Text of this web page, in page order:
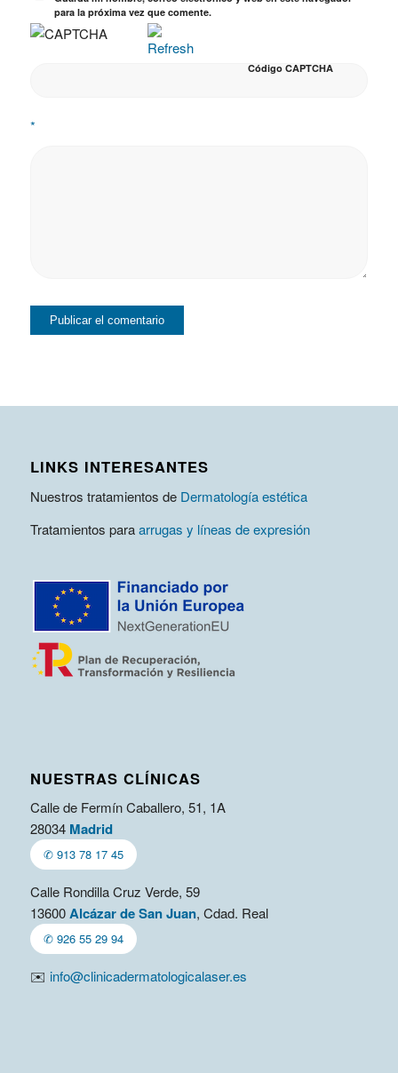
para la próxima vez que comente.
Código CAPTCHA
*
LINKS INTERESANTES
Nuestros tratamientos de Dermatología estética
Tratamientos paraarrugas y líneas de expresión
NUESTRAS CLÍNICAS
Calle de Fermín Caballero, 51, 1A
28034 Madrid
✆ 913 78 17 45
Calle Rondilla Cruz Verde, 59
13600Alcázar de San Juan, Cdad. Real
✆ 926 55 29 94
✉️ info@clinicadermatologicalaser.es